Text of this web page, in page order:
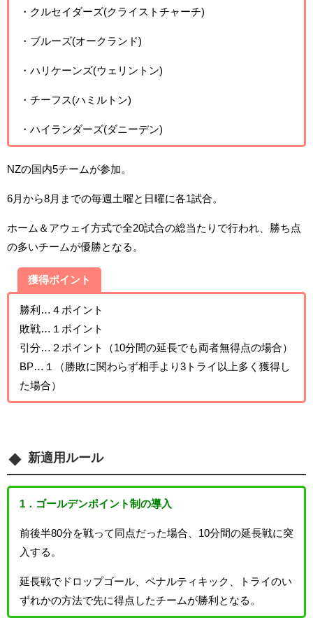
・クルセイダーズ(クライストチャーチ)
・ブルーズ(オークランド)
・ハリケーンズ(ウェリントン)
・チーフス(ハミルトン)
・ハイランダーズ(ダニーデン)
NZの国内5チームが参加。
6月から8月までの毎週土曜と日曜に各1試合。
ホーム＆アウェイ方式で全20試合の総当たりで行われ、勝ち点
の多いチームが優勝となる。
獲得ポイント
勝利…４ポイント
敗戦…１ポイント
引分…２ポイント（10分間の延長でも両者無得点の場合）
BP…１（勝敗に関わらず相手より3トライ以上多く獲得し
た場合）
新適用ルール
1．ゴールデンポイント制の導入
前後半80分を戦って同点だった場合、10分間の延長戦に突
入する。
延長戦でドロップゴール、ペナルティキック、トライのい
ずれかの方法で先に得点したチームが勝利となる。